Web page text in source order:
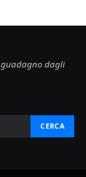
dagli